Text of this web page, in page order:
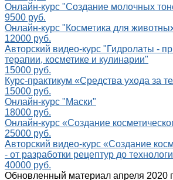
Онлайн-курс "Создание молочных
9500 руб.
Онлайн-курс "Косметика для
12000 руб.
Авторский видео-курс "Гидролаты -
терапии, косметике и кулинарии"
15000 руб.
Курс-практикум «Средства ухода за
15000 руб.
Онлайн-курс "Маски"
18000 руб.
Онлайн-курс «Создание
25000 руб.
Aвторский видео-курс «Создание
- от разработки рецептур до
40000 руб.
Обновленный материал апреля 2020